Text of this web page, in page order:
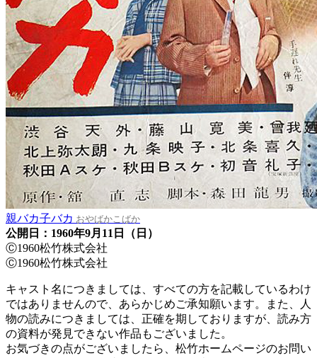
親バカ子バカ おやばかこばか
公開日：1960年9月11日（日）
Ⓒ1960松竹株式会社
Ⓒ1960松竹株式会社
キャスト名につきましては、すべての方を記載しているわけ
ではありませんので、あらかじめご承知願います。また、人
物の読みにつきましては、正確を期しておりますが、読み方
の資料が発見できない作品もございました。
お気づきの点がございましたら、松竹ホームページのお問い